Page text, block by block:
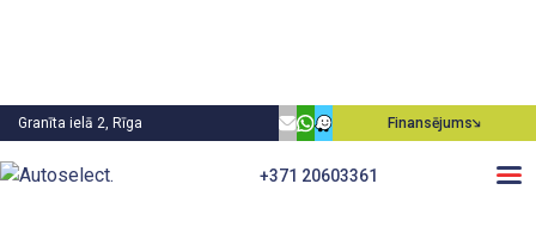
Granīta ielā 2, Rīga Finansējums
+371 20603361